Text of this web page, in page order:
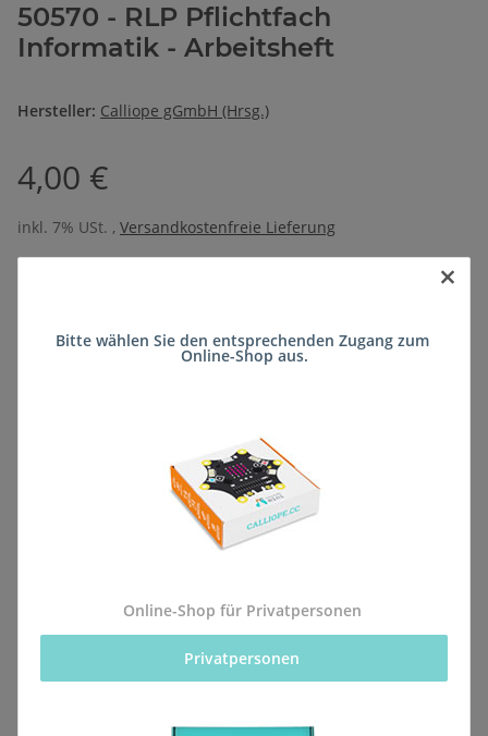
50570 - RLP Pflichtfach
Informatik - Arbeitsheft
Hersteller: Calliope gGmbH (Hrsg.)
4,00 €
inkl. 7% USt. , Versandkostenfreie Lieferung
Lieferzeit:ca. 5 Wochen(DE - kein
Beschreibung
Alle Bestellungen für dieses Produkt werden direkt an
die Schule (Gymnasium am Rittersberg Kaiserslautern)
×
Bitte wählen Sie den entsprechenden Zugang zum
Online-Shop aus.
Online-Shop für Privatpersonen
Privatpersonen